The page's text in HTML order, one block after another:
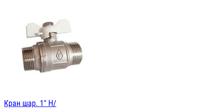
Кран шар. 1" Н/